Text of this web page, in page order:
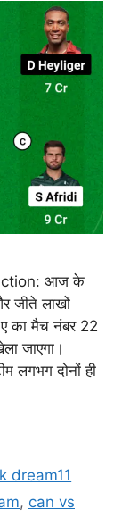
आज के
जीते लाखों
का मैच नंबर 22
जाएगा।
लगभग दोनों ही
dream11
, can vs